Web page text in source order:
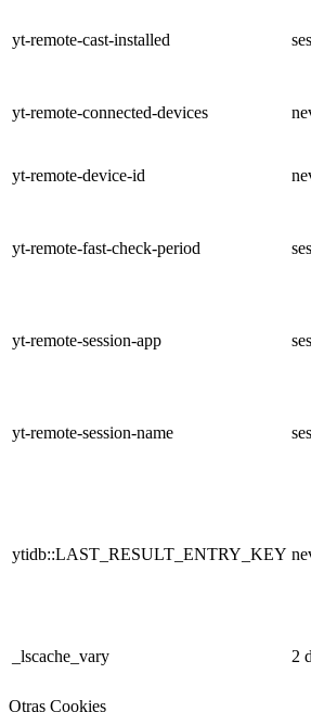
yt-remote-cast-installed
yt-remote-connected-devices
yt-remote-device-id
yt-remote-fast-check-period
yt-remote-session-app
yt-remote-session-name
ytidb::LAST_RESULT_ENTRY_KEY
_lscache_vary
2
Otras Cookies